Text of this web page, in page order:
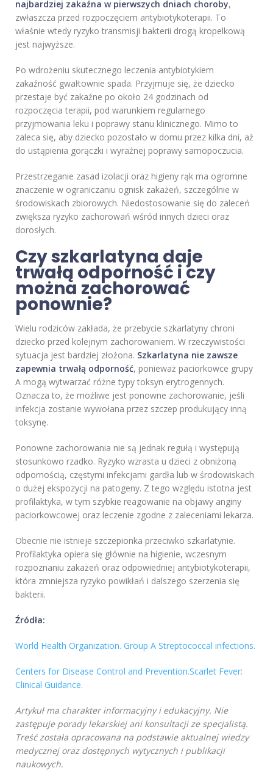
najbardziej zakaźna w pierwszych dniach choroby,
zwłaszcza przed rozpoczęciem antybiotykoterapii. To
właśnie wtedy ryzyko transmisji bakterii drogą kropelkową
jest najwyższe.
Po wdrożeniu skutecznego leczenia antybiotykiem
zakaźność gwałtownie spada. Przyjmuje się, że dziecko
przestaje być zakaźne po około 24 godzinach od
rozpoczęcia terapii, pod warunkiem regularnego
przyjmowania leku i poprawy stanu klinicznego. Mimo to
zaleca się, aby dziecko pozostało w domu przez kilka dni, aż
do ustąpienia gorączki i wyraźnej poprawy samopoczucia.
Przestrzeganie zasad izolacji oraz higieny rąk ma ogromne
znaczenie w ograniczaniu ognisk zakażeń, szczególnie w
środowiskach zbiorowych. Niedostosowanie się do zaleceń
zwiększa ryzyko zachorowań wśród innych dzieci oraz
dorosłych.
Czy szkarlatyna daje
trwałą odporność i czy
można zachorować
ponownie?
Wielu rodziców zakłada, że przebycie szkarlatyny chroni
dziecko przed kolejnym zachorowaniem. W rzeczywistości
sytuacja jest bardziej złożona. Szkarlatyna nie zawsze
zapewnia trwałą odporność, ponieważ paciorkowce grupy
A mogą wytwarzać różne typy toksyn erytrogennych.
Oznacza to, że możliwe jest ponowne zachorowanie, jeśli
infekcja zostanie wywołana przez szczep produkujący inną
toksynę.
Ponowne zachorowania nie są jednak regułą i występują
stosunkowo rzadko. Ryzyko wzrasta u dzieci z obniżoną
odpornością, częstymi infekcjami gardła lub w środowiskach
o dużej ekspozycji na patogeny. Z tego względu istotna jest
profilaktyka, w tym szybkie reagowanie na objawy anginy
paciorkowcowej oraz leczenie zgodne z zaleceniami lekarza.
Obecnie nie istnieje szczepionka przeciwko szkarlatynie.
Profilaktyka opiera się głównie na higienie, wczesnym
rozpoznaniu zakażeń oraz odpowiedniej antybiotykoterapii,
która zmniejsza ryzyko powikłań i dalszego szerzenia się
bakterii.
Źródła:
World Health Organization. Group A Streptococcal infections.
Centers for Disease Control and Prevention.Scarlet Fever:
Clinical Guidance.
Artykuł ma charakter informacyjny i edukacyjny. Nie
zastępuje porady lekarskiej ani konsultacji ze specjalistą.
Treść została opracowana na podstawie aktualnej wiedzy
medycznej oraz dostępnych wytycznych i publikacji
naukowych.